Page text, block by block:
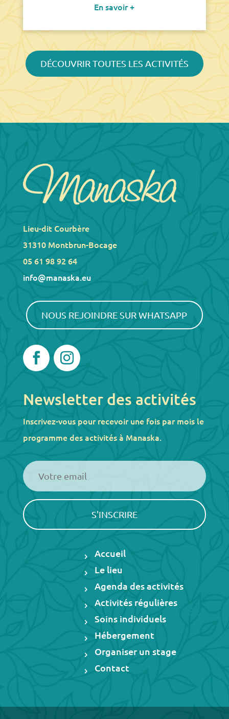
En savoir +
DÉCOUVRIR TOUTES LES ACTIVITÉS
Lieu-dit Courbère
31310 Montbrun-Bocage
05 61 98 92 64
info@manaska.eu
NOUS REJOINDRE SUR WHATSAPP
Newsletter des activités
Inscrivez-vous pour recevoir une fois par mois le
programme des activités à Manaska.
Accueil
Le lieu
Agenda des activités
Activités régulières
Soins individuels
Hébergement
Organiser un stage
Contact